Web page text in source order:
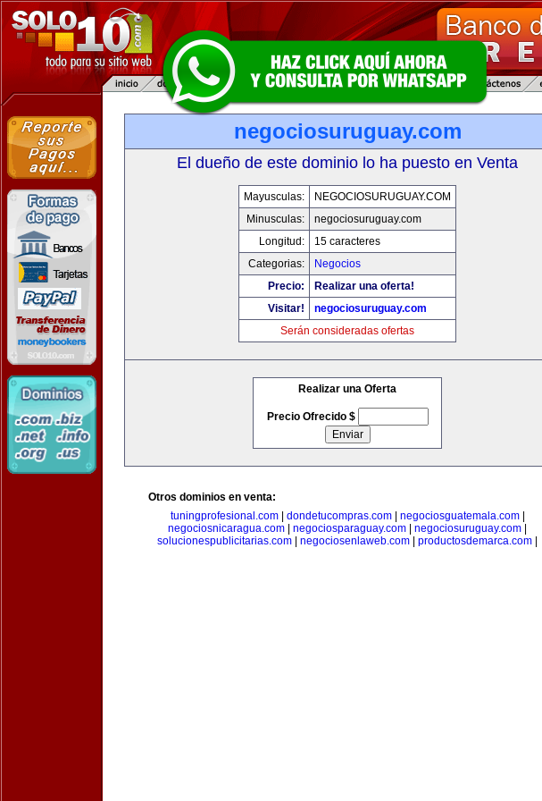
negociosuruguay.com
El dueño de este dominio lo ha puesto en Venta
Mayusculas:
NEGOCIOSURUGUAY.COM
Minusculas:
negociosuruguay.com
Longitud:
15 caracteres
Categorias:
Negocios
Precio:
Realizar una oferta!
Visitar!
negociosuruguay.com
Serán consideradas ofertas
Realizar una Oferta
Precio Ofrecido $
Otros dominios en venta:
tuningprofesional.com| dondetucompras.com| negociosguatemala.com|
negociosnicaragua.com
negociosparaguay.com negociosuruguay.com
solucionespublicitarias.com
negociosenlaweb.com productosdemarca.com